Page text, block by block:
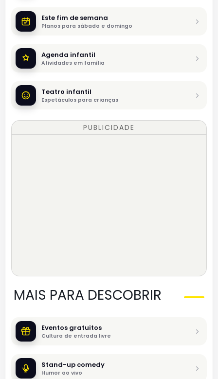
Este fim de semana
Planos para sábado e domingo
Agenda infantil
Atividades em família
Teatro infantil
Espetáculos para crianças
PUBLICIDADE
MAIS PARA DESCOBRIR
Eventos gratuitos
Cultura de entrada livre
Stand-up comedy
Humor ao vivo